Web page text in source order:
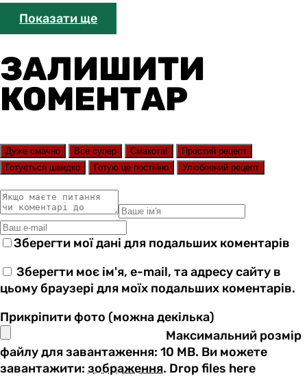
Показати ще
ЗАЛИШИТИ
КОМЕНТАР
Дуже смачно Все супер Смакота!
Простий рецепт
Готується швидко
Готую це постійно Улюблений рецепт
Зберегти мої дані для подальших коментарів
Зберегти моє ім'я, e-mail, та адресу сайту в
цьому браузері для моїх подальших коментарів.
Прикріпити фото (можна декілька)
Максимальний розмір
файлу для завантаження: 10 MB. Ви можете
завантажити: зображення. Drop files here